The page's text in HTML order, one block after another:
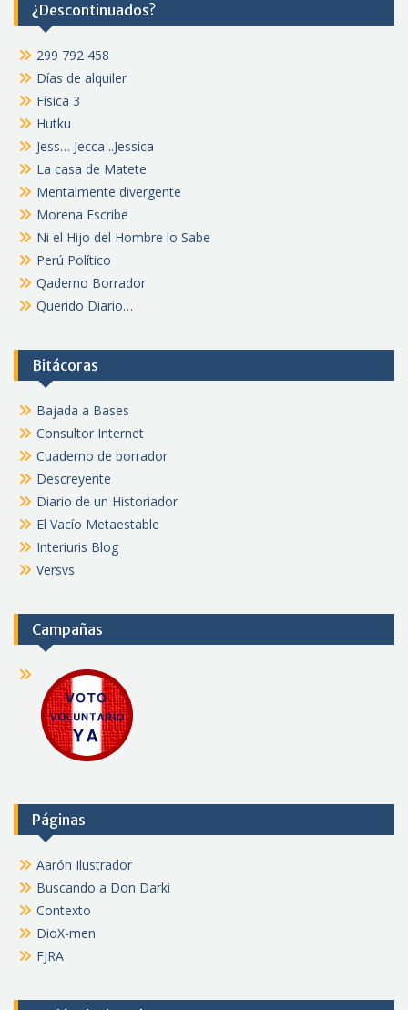
¿Descontinuados?
299 792 458
Días de alquiler
Física 3
Hutku
Jess… Jecca ..Jessica
La casa de Matete
Mentalmente divergente
Morena Escribe
Ni el Hijo del Hombre lo Sabe
Perú Político
Qaderno Borrador
Querido Diario…
Bitácoras
Bajada a Bases
Consultor Internet
Cuaderno de borrador
Descreyente
Diario de un Historiador
El Vacío Metaestable
Interiuris Blog
Versvs
Campañas
Páginas
Aarón Ilustrador
Buscando a Don Darki
Contexto
DioX-men
FJRA